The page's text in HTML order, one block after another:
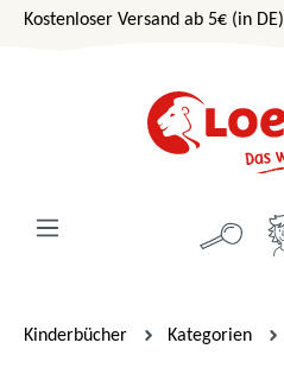
Zum Hauptinhalt springen
Kostenloser Versand ab 5€ (in DE)
Kinderbücher Kategorien